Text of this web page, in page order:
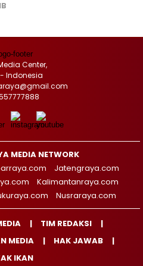
Center,
Indonesia
MEDIA NETWORK
Jatengraya.com
Kalimantanraya.com
Nusraraya.com
TIM REDAKSI
MEDIA
HAK JAWAB
IKAN